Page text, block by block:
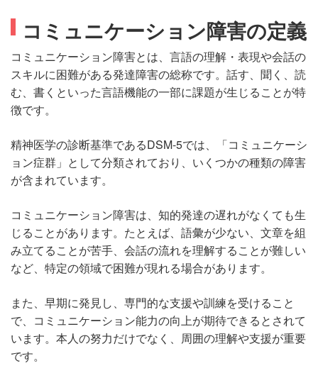
コミュニケーション障害の定義
コミュニケーション障害とは、言語の理解・表現や会話の
スキルに困難がある発達障害の総称です。話す、聞く、読
む、書くといった言語機能の一部に課題が生じることが特
徴です。
精神医学の診断基準であるDSM-5では、「コミュニケーシ
ョン症群」として分類されており、いくつかの種類の障害
が含まれています。
コミュニケーション障害は、知的発達の遅れがなくても生
じることがあります。たとえば、語彙が少ない、文章を組
み立てることが苦手、会話の流れを理解することが難しい
など、特定の領域で困難が現れる場合があります。
また、早期に発見し、専門的な支援や訓練を受けること
で、コミュニケーション能力の向上が期待できるとされて
います。本人の努力だけでなく、周囲の理解や支援が重要
です。